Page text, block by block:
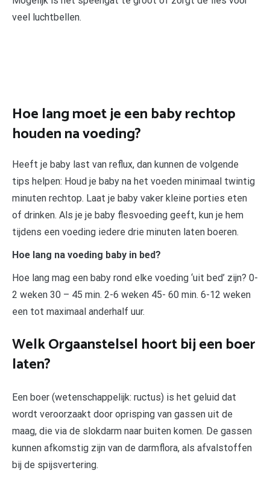
veel luchtbellen.
Hoe lang moet je een baby rechtop
houden na voeding?
Heeft je baby last van reflux, dan kunnen de volgende
tips helpen: Houd je baby na het voeden minimaal twintig
minuten rechtop. Laat je baby vaker kleine porties eten
of drinken. Als je je baby flesvoeding geeft, kun je hem
tijdens een voeding iedere drie minuten laten boeren.
Hoe lang na voeding baby in bed?
Hoe lang mag een baby rond elke voeding ‘uit bed’ zijn? 0-
2 weken 30 – 45 min. 2-6 weken 45- 60 min. 6-12 weken
een tot maximaal anderhalf uur.
Welk Orgaanstelsel hoort bij een boer
laten?
Een boer (wetenschappelijk: ructus) is het geluid dat
wordt veroorzaakt door oprisping van gassen uit de
maag, die via de slokdarm naar buiten komen. De gassen
kunnen afkomstig zijn van de darmflora, als afvalstoffen
bij de spijsvertering.